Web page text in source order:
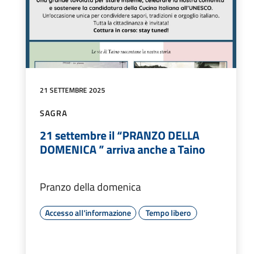
21 SETTEMBRE 2025
SAGRA
21 settembre il “PRANZO DELLA
DOMENICA ” arriva anche a Taino
Pranzo della domenica
Accesso all'informazione Tempo libero